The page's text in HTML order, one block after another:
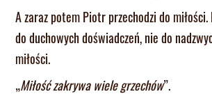
A zaraz potem Piotr przechodzi do
do duchowych doświadczeń, nie do
miłości.
„Miłość zakrywa wiele grzechów”.